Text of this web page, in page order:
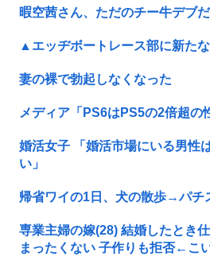
暇空茜さん、ただのチー牛デブ
▲エッヂボートレース部に新た
妻の裸で勃起しなくなった
メディア「PS6はPS5の2倍超の
婚活女子 「婚活市場にいる男性
い」
帰省ワイの1日、犬の散歩→パチ
専業主婦の嫁(28) 結婚したとき
まったくない 子作りも拒否←こ